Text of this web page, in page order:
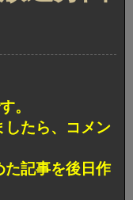
。
したら、コメン
た記事を後日作